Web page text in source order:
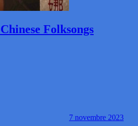
Folksongs
7 novembre 2023